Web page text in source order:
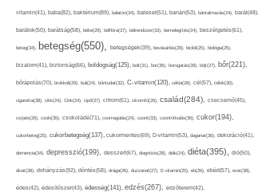
vitamin(41), baba(82), baktérium(89), balaton(34), baleset(51), banán(53), bántalmazás(24), barát(48),
barátok(50), barátság(58), béke(29), bélflóra(37), bélrendszer(33), bemelegítés(24), beszélgetés(61),
beteg(34), betegség(550), betegségek(39), bevásárlás(28), bicikli(25), biológia(25),
bizalom(41), biztonság(66), boldogság(125), bolt(31), bor(36), borogatás(28), böjt(27), bőr(221),
bőrápolás(70), brokkoli(29), buli(24), bűntudat(32), C-vitamin(120), cékla(28), cél(57), célok(30),
cigaretta(38), cikk(24), Cink(24), cipő(37), citrom(61), citromfű(26), család(284), csecsemő(45),
csípés(26), csoki(35), csokoládé(71), csomagolás(24), csont(33), csontritkulás(36), cukor(194),
cukorbeteg(25), cukorbetegség(137), cukormentes(69), D-vitamin(53), daganat(36), dekoráció(41),
demencia(34), depresszió(199), desszert(67), diagnózis(28), diák(24), diéta(395), dió(50),
divat(38), dohányzás(92), döntés(58), drága(26), duzzanat(27), E-vitamin(25), eb(26), ebéd(57), ecet(38),
édes(42), édesítőszer(43), édesség(141), edzés(267), edzőterem(42),